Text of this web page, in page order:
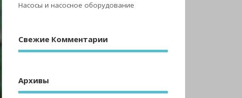
Насосы и насосное оборудование
Свежие Комментарии
Архивы